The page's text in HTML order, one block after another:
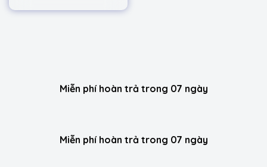
Miễn phí hoàn trả trong 07 ngày
Miễn phí hoàn trả trong 07 ngày